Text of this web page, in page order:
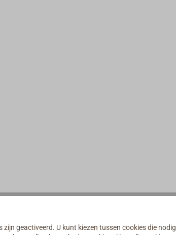
zijn geactiveerd. U kunt kiezen tussen cookies die nodig